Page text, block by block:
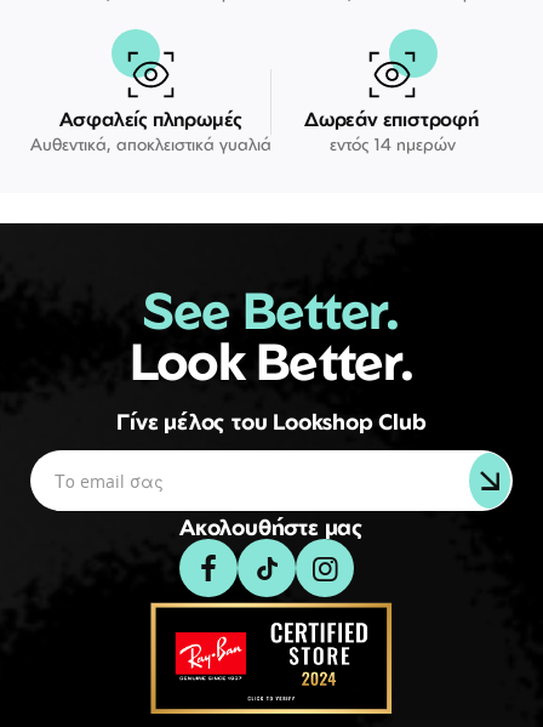
Ασφαλείς πληρωμές
Αυθεντικά, αποκλειστικά γυαλιά
Δωρεάν επιστροφή
εντός 14 ημερών
See Better.
Look Better.
Γίνε μέλος του Lookshop Club
Ακολουθήστε μας